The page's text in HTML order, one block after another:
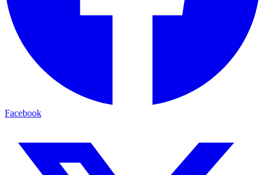
Facebook